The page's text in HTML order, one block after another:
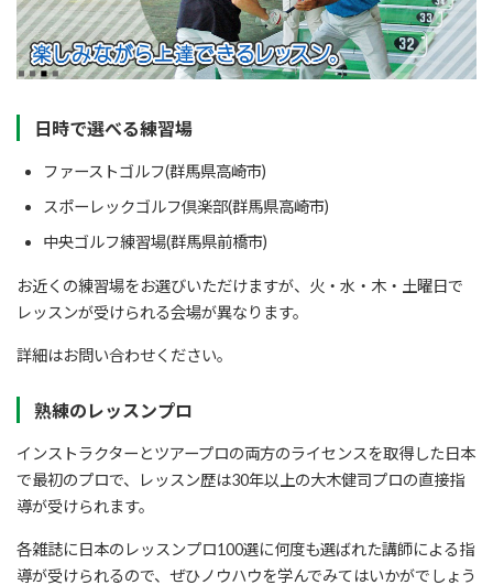
日時で選べる練習場
ファーストゴルフ(群馬県高崎市)
スポーレックゴルフ倶楽部(群馬県高崎市)
中央ゴルフ練習場(群馬県前橋市)
お近くの練習場をお選びいただけますが、火・水・木・土曜日で
レッスンが受けられる会場が異なります。
詳細はお問い合わせください。
熟練のレッスンプロ
インストラクターとツアープロの両方のライセンスを取得した日本
で最初のプロで、レッスン歴は30年以上の大木健司プロの直接指
導が受けられます。
各雑誌に日本のレッスンプロ100選に何度も選ばれた講師による指
導が受けられるので、ぜひノウハウを学んでみてはいかがでしょう